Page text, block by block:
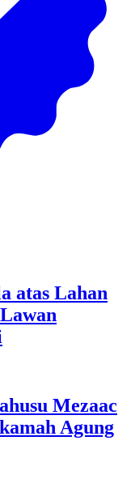
atas Lahan
Mezaac
Agung